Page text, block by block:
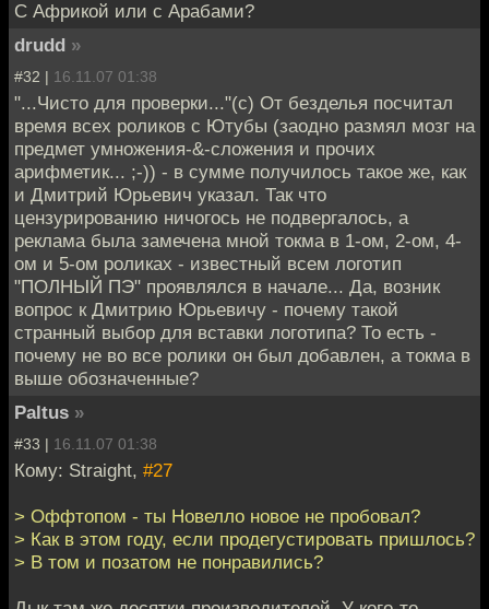
С Африкой или с Арабами?
drudd »
#32 | 16.11.07 01:38
"...Чисто для проверки..."(с) От безделья посчитал
время всех роликов с Ютубы (заодно размял мозг на
предмет умножения-&-сложения и прочих
арифметик... ;-)) - в сумме получилось такое же, как
и Дмитрий Юрьевич указал. Так что
цензурированию ничогось не подвергалось, а
реклама была замечена мной токма в 1-ом, 2-ом, 4-
ом и 5-ом роликах - известный всем логотип
"ПОЛНЫЙ ПЭ" проявлялся в начале... Да, возник
вопрос к Дмитрию Юрьевичу - почему такой
странный выбор для вставки логотипа? То есть -
почему не во все ролики он был добавлен, а токма в
выше обозначенные?
Paltus »
#33 | 16.11.07 01:38
Кому: Straight, #27
> Оффтопом - ты Новелло новое не пробовал?
> Как в этом году, если продегустировать пришлось?
> В том и позатом не понравились?